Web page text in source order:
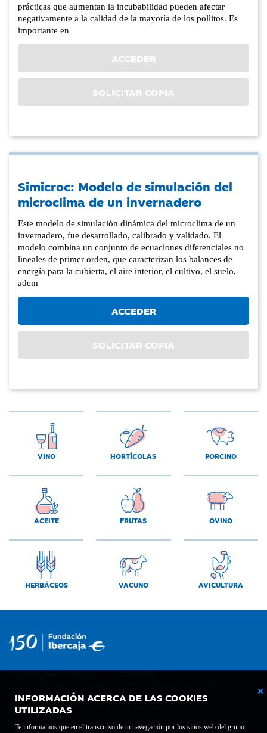
INFORMACIÓN ACERCA DE LAS COOKIES
UTILIZADAS
Te informamos que en el transcurso de tu navegación por los sitios web del grupo
prácticas que aumentan la incubabilidad pueden afectar
negativamente a la calidad de la mayoría de los pollitos. Es
importante en
ACCEDER
SOLICITAR COPIA
Simicroc: Modelo de simulación del
microclima de un invernadero
Este modelo de simulación dinámica del microclima de un
invernadero, fue desarrollado, calibrado y validado. El
modelo combina un conjunto de ecuaciones diferenciales no
lineales de primer orden, que caracterizan los balances de
energía para la cubierta, el aire interior, el cultivo, el suelo,
adem
ACCEDER
SOLICITAR COPIA
VINO HORTÍCOLAS PORCINO
ACEITE FRUTAS OVINO
HERBÁCEOS VACUNO AVICULTURA
1689.
Domicilio social: Joaquín Costa, 13. 50001 Zaragoza.